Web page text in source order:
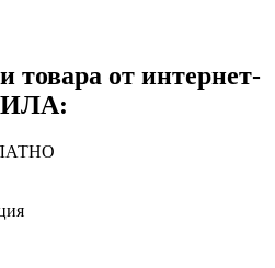
товара от интернет-